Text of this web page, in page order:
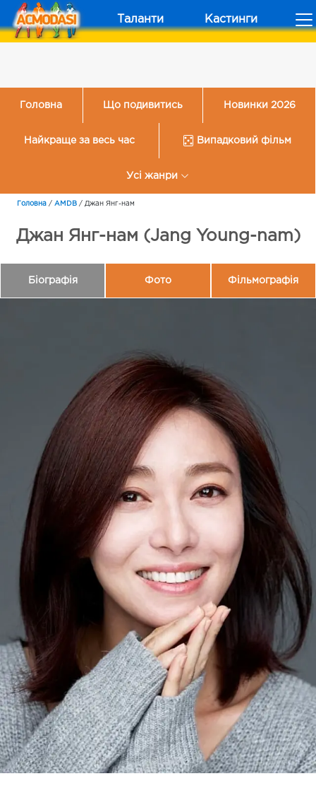
Таланти Кастинги
Головна Що подивитись Новинки 2026
Найкраще за весь час Випадковий фільм
Усі жанри
Головна / AMDB / Джан Янг-нам
Джан Янг-нам (Jang Young-nam)
Біографія Фото Фільмографія